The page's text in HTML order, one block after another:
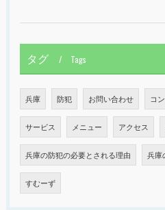
タグ Tags
兵庫 防犯 お問い合わせ コ
サービス メニュー アクセス
兵庫の防犯の必要とされる理由 兵庫
すむーず